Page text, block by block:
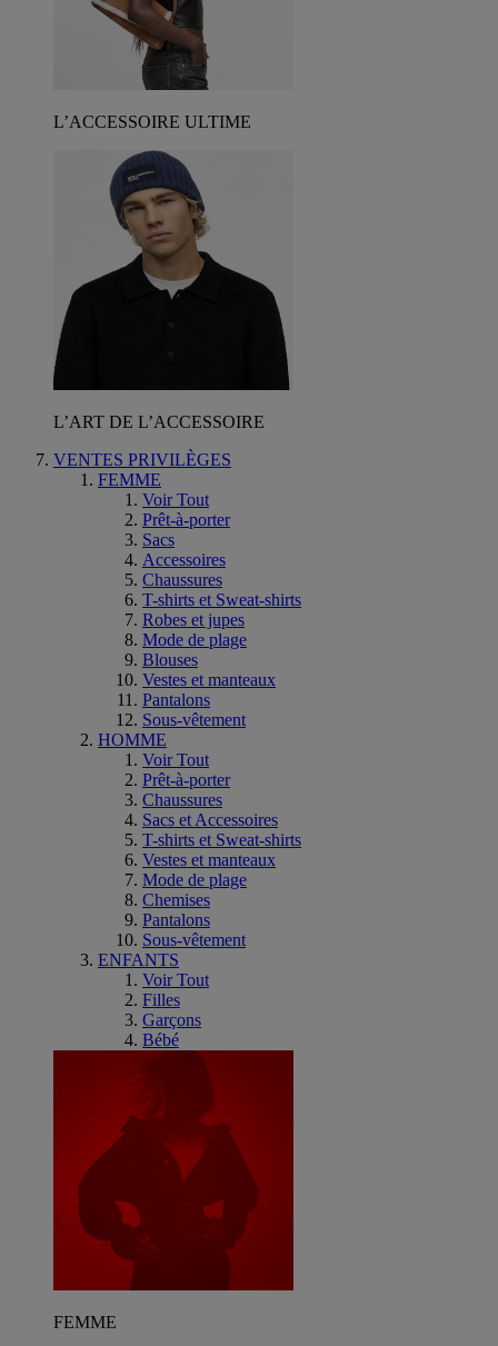
L’ACCESSOIRE ULTIME
L’ART DE L’ACCESSOIRE
VENTES PRIVILÈGES
FEMME
Voir Tout
Prêt-à-porter
Sacs
Accessoires
Chaussures
T-shirts et Sweat-shirts
Robes et jupes
Mode de plage
Blouses
Vestes et manteaux
Pantalons
Sous-vêtement
HOMME
Voir Tout
Prêt-à-porter
Chaussures
Sacs et Accessoires
T-shirts et Sweat-shirts
Vestes et manteaux
Mode de plage
Chemises
Pantalons
Sous-vêtement
ENFANTS
Voir Tout
Filles
Garçons
Bébé
FEMME